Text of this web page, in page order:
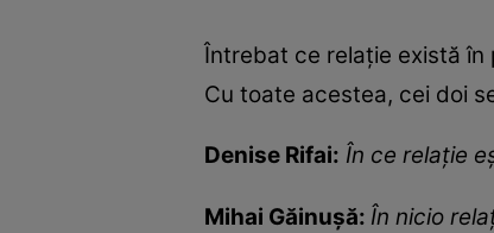
Întrebat ce relație există în
Cu toate acestea, cei doi
Denise Rifai: În ce relație
Mihai Găinușă: În nicio